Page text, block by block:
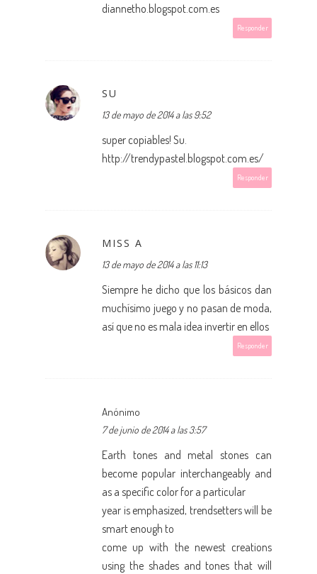
diannetho.blogspot.com.es
Responder
SU
13 de mayo de 2014 a las 9:52
super copiables! Su.
http://trendypastel.blogspot.com.es/
Responder
MISS A
13 de mayo de 2014 a las 11:13
Siempre he dicho que los básicos dan
muchísimo juego y no pasan de moda,
así que no es mala idea invertir en ellos
Responder
Anónimo
7 de junio de 2014 a las 3:57
Earth tones and metal stones can
become popular interchangeably and
as a specific color for a particular
year is emphasized, trendsetters will be
smart enough to
come up with the newest creations
using the shades and tones that will